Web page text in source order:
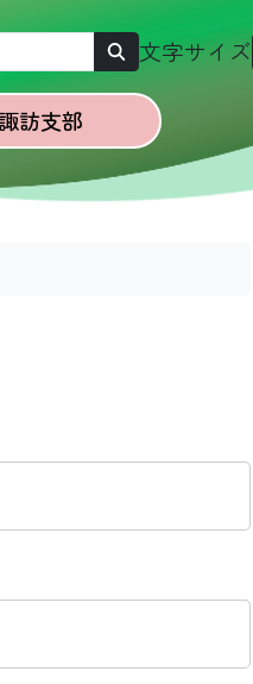
訪支部
文字サイズ